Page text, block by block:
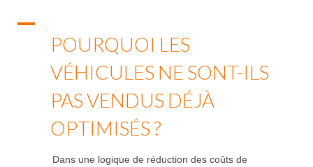
A
POURQUOI LES
VÉHICULES NE SONT-ILS
PAS VENDUS DÉJÀ
OPTIMISÉS ?
Dans une logique de réduction des coûts de